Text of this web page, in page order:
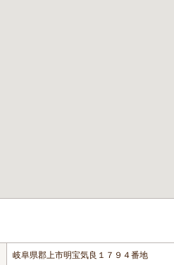
岐阜県郡上市明宝気良１７９４番地